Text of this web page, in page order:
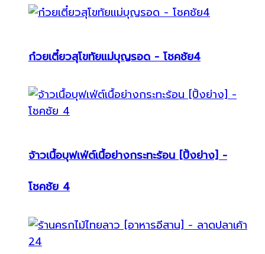
ก๋วยเตี๋ยวสุโขทัยแม่บุญรอด - โชคชัย4
จ้าวเนื้อบุฟเฟ่ต์เนื้อย่างกระทะร้อน [ปิ้งย่าง] -
โชคชัย 4